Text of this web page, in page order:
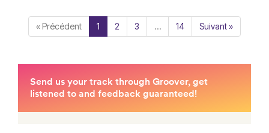
« Précédent 1 2 3 … 14 Suivant »